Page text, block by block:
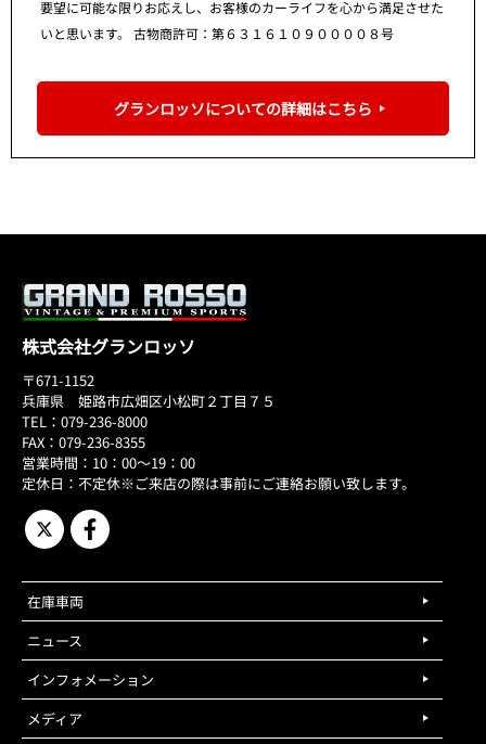
要望に可能な限りお応えし、お客様のカーライフを心から満足させた
いと思います。 古物商許可：第６３１６１０９００００８号
グランロッソについての詳細はこちら
株式会社グランロッソ
〒671-1152
兵庫県 姫路市広畑区小松町２丁目７５
TEL：079-236-8000
FAX：079-236-8355
営業時間：10：00～19：00
定休日：不定休※ご来店の際は事前にご連絡お願い致します。
在庫車両
ニュース
インフォメーション
メディア